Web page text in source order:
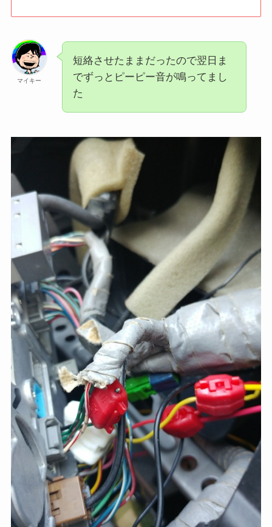
マイキー
短絡させたままだったので翌日ま
でずっとピーピー音が鳴ってまし
た